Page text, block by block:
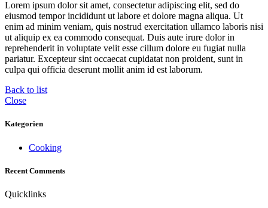
Lorem ipsum dolor sit amet, consectetur adipiscing elit, sed do
eiusmod tempor incididunt ut labore et dolore magna aliqua. Ut
enim ad minim veniam, quis nostrud exercitation ullamco laboris nisi
ut aliquip ex ea commodo consequat. Duis aute irure dolor in
reprehenderit in voluptate velit esse cillum dolore eu fugiat nulla
pariatur. Excepteur sint occaecat cupidatat non proident, sunt in
culpa qui officia deserunt mollit anim id est laborum.
Back to list
Close
Kategorien
Cooking
Recent Comments
Quicklinks